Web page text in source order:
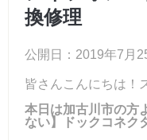
換修理
公開日：2019年7月
皆さんこんにちは！
本日は加古川市の方
ない】ドックコネク